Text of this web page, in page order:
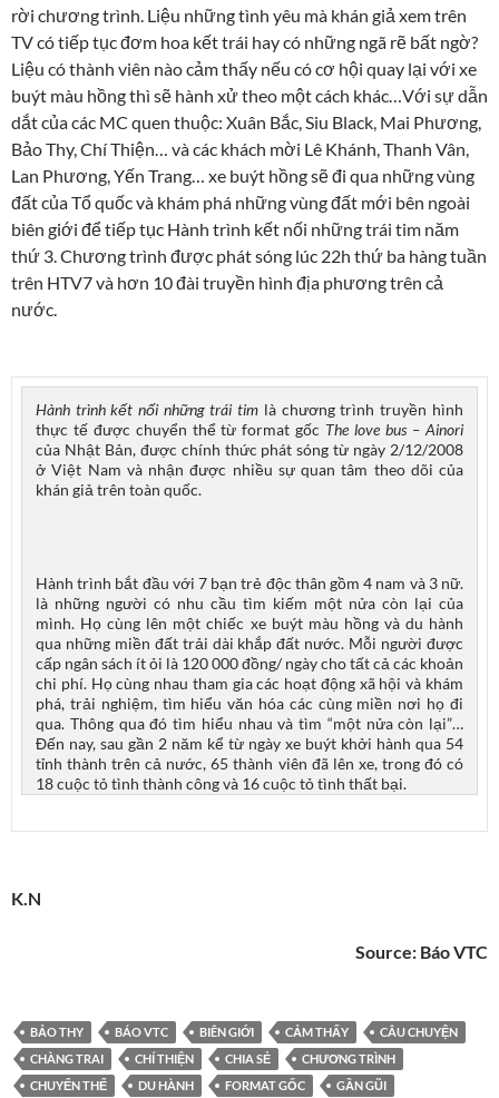
rời chương trình. Liệu những tình yêu mà khán giả xem trên
TV có tiếp tục đơm hoa kết trái hay có những ngã rẽ bất ngờ?
Liệu có thành viên nào cảm thấy nếu có cơ hội quay lại với xe
buýt màu hồng thì sẽ hành xử theo một cách khác…Với sự dẫn
dắt của các MC quen thuộc: Xuân Bắc, Siu Black, Mai Phương,
Bảo Thy, Chí Thiện… và các khách mời Lê Khánh, Thanh Vân,
Lan Phương, Yến Trang… xe buýt hồng sẽ đi qua những vùng
đất của Tổ quốc và khám phá những vùng đất mới bên ngoài
biên giới để tiếp tục Hành trình kết nối những trái tim năm
thứ 3. Chương trình được phát sóng lúc 22h thứ ba hàng tuần
trên HTV7 và hơn 10 đài truyền hình địa phương trên cả
nước.
Hành trình kết nối những trái tim là chương trình truyền hình
thực tế được chuyển thể từ format gốc The love bus – Ainori
của Nhật Bản, được chính thức phát sóng từ ngày 2/12/2008
ở Việt Nam và nhận được nhiều sự quan tâm theo dõi của
khán giả trên toàn quốc.
Hành trình bắt đầu với 7 bạn trẻ độc thân gồm 4 nam và 3 nữ.
là những người có nhu cầu tìm kiếm một nửa còn lại của
mình. Họ cùng lên một chiếc xe buýt màu hồng và du hành
qua những miền đất trải dài khắp đất nước. Mỗi người được
cấp ngân sách ít ỏi là 120 000 đồng/ ngày cho tất cả các khoản
chi phí. Họ cùng nhau tham gia các hoạt động xã hội và khám
phá, trải nghiệm, tìm hiểu văn hóa các cùng miền nơi họ đi
qua. Thông qua đó tìm hiểu nhau và tìm “một nửa còn lại”…
Đến nay, sau gần 2 năm kể từ ngày xe buýt khởi hành qua 54
tỉnh thành trên cả nước, 65 thành viên đã lên xe, trong đó có
18 cuộc tỏ tình thành công và 16 cuộc tỏ tình thất bại.
K.N
Source: Báo VTC
BẢO THY BÁO VTC BIÊN GIỚI CẢM THẤY
CÂU CHUYỆN
CHÀNG TRAI
CHÍ THIỆN CHIA SẺ
CHƯƠNG TRÌNH
CHUYỂN THỂ
DU HÀNH FORMAT GỐC
GẦN GŨI